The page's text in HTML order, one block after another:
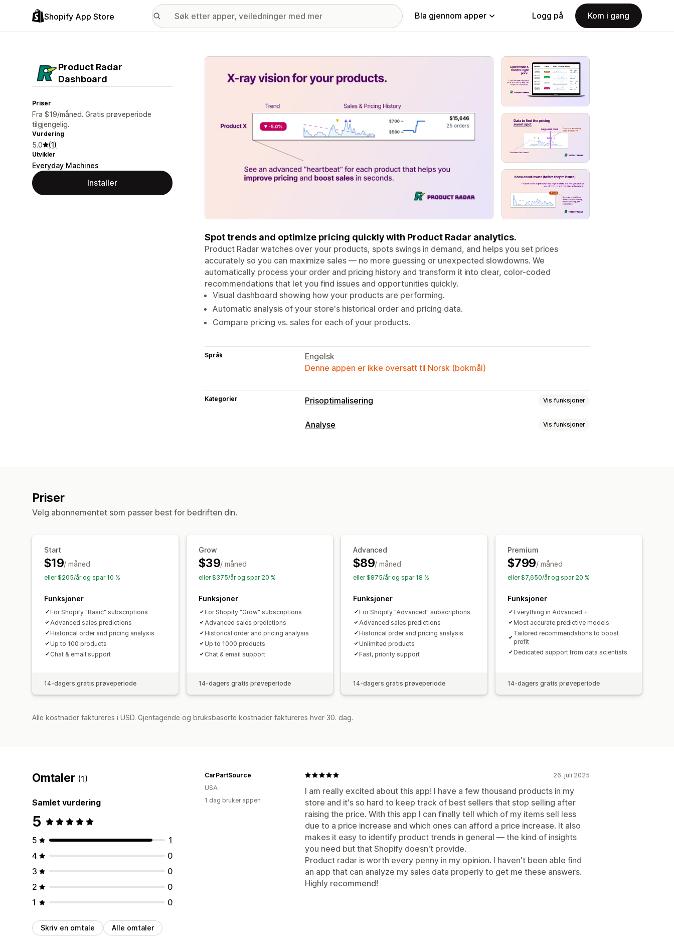
Shopify App Store Bla gjennom apper Logg på Kom i gang
Product Radar
Dashboard
Priser
Fra $19/måned. Gratis prøveperiode
tilgjengelig.
Vurdering
5.0 (1)
Utvikler
Everyday Machines
Installer
Galleri med fremhevede bilder
Spot trends and optimize pricing quickly with Product Radar analytics.
Product Radar watches over your products, spots swings in demand, and helps you set prices
accurately so you can maximize sales — no more guessing or unexpected slowdowns. We
automatically process your order and pricing history and transform it into clear, color-coded
recommendations that let you find issues and opportunities quickly.
Visual dashboard showing how your products are performing.
Automatic analysis of your store's historical order and pricing data.
Compare pricing vs. sales for each of your products.
Språk
Engelsk
Denne appen er ikke oversatt til Norsk (bokmål)
Kategorier Prisoptimalisering Vis funksjoner
Administrasjon av priser
Analyse Vis funksjoner
Priser
Velg abonnementet som passer best for bedriften din.
Start
$19/ måned
eller $205/år og spar 10 %
Funksjoner
For Shopify "Basic" subscriptions
Advanced sales predictions
Historical order and pricing analysis
Up to 100 products
Chat & email support
14-dagers gratis prøveperiode
Grow
$39/ måned
eller $375/år og spar 20 %
Funksjoner
For Shopify "Grow" subscriptions
Advanced sales predictions
Historical order and pricing analysis
Up to 1000 products
Chat & email support
14-dagers gratis prøveperiode
Advanced
$89/ måned
eller $875/år og spar 18 %
Funksjoner
For Shopify "Advanced" subscriptions
Advanced sales predictions
Historical order and pricing analysis
Unlimited products
Fast, priority support
14-dagers gratis prøveperiode
Premium
$799/ måned
eller $7,650/år og spar 20 %
Funksjoner
Everything in Advanced +
Most accurate predictive models
Tailored recommendations to boost
profit
Dedicated support from data scientists
14-dagers gratis prøveperiode
Alle kostnader faktureres i USD. Gjentagende og bruksbaserte kostnader faktureres hver 30. dag.
Omtaler (1)
Samlet vurdering
5
5
1
4
0
3
0
2
0
1
0
Skriv en omtale Alle omtaler
26. juli 2025
I am really excited about this app! I have a few thousand products in my
store and it's so hard to keep track of best sellers that stop selling after
raising the price. With this app I can finally tell which of my items sell less
due to a price increase and which ones can afford a price increase. It also
makes it easy to identify product trends in general — the kind of insights
you need but that Shopify doesn't provide.
Product radar is worth every penny in my opinion. I haven't been able find
an app that can analyze my sales data properly to get me these answers.
Highly recommend!
CarPartSource
USA
1 dag bruker appen